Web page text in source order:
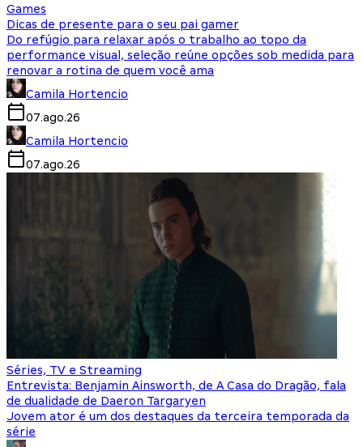
Games
Dicas de presente para o seu pai gamer
Do refúgio para relaxar após o trabalho ao topo da
performance visual, seleção reúne opções sob medida para
renovar a rotina de quem você ama
Camila Hortencio
07.ago.26
Camila Hortencio
07.ago.26
Séries, TV e Streaming
Entrevista: Benjamin Ainsworth, de A Casa do Dragão, fala
de dualidade de Daeron Targaryen
Jovem ator é um dos destaques da terceira temporada da
série